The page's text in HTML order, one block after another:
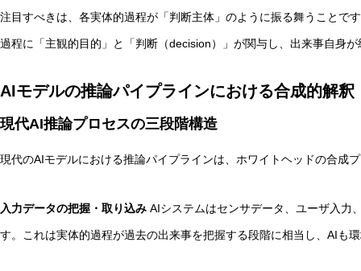
注目すべきは、各実体的過程が「判断主体」のように振る舞うことで
過程に「主観的目的」と「判断（decision）」が関与し、出来事自身
AIモデルの推論パイプラインにおける合成的解釈
現代AI推論プロセスの三段階構造
現代のAIモデルにおける推論パイプラインは、ホワイトヘッドの合成
入力データの把握・取り込み AIシステムはセンサデータ、ユーザ入力
す。これは実体的過程が過去の出来事を把握する段階に相当し、AIも